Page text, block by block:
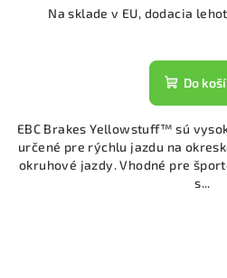
Na sklade v EU, dodacia
Do
EBC Brakes Yellowstuff™ sú
určené pre rýchlu jazdu na
okruhové jazdy. Vhodné pre
s...